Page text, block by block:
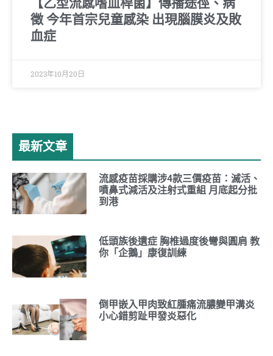
徵 今年首宗兒童感染 出現腦膜炎及敗
血症
2023年10月20日
最新文章
流感疫苗採購涉4款三價疫苗：滅活、
噴鼻式減活及注射式重組 月底起分批
到港
低頭族後遺症 胸椎過度後彎與圓肩 教
你「企鵝」康復訓練
倒甲嵌入甲肉致紅腫痛流膿變甲溝炎
小心錯剪趾甲發炎惡化